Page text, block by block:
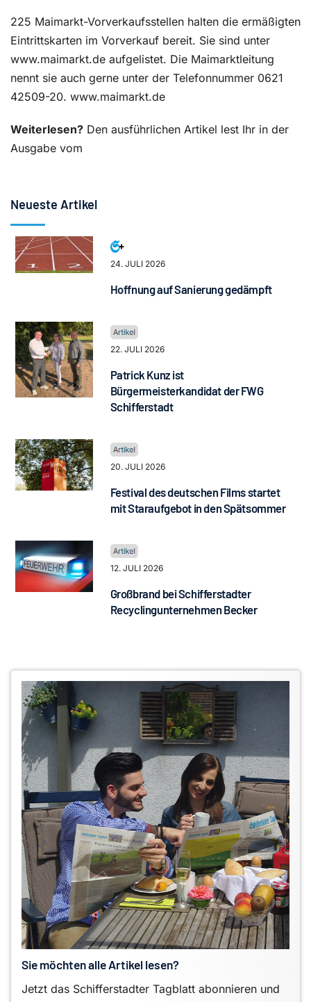
225 Maimarkt-Vorverkaufsstellen halten die ermäßigten
Eintrittskarten im Vorverkauf bereit. Sie sind unter
www.maimarkt.de aufgelistet. Die Maimarktleitung
nennt sie auch gerne unter der Telefonnummer 0621
42509-20. www.maimarkt.de
Weiterlesen? Den ausführlichen Artikel lest Ihr in der
Ausgabe vom
Neueste Artikel
24. JULI 2026
Hoffnung auf Sanierung gedämpft
22. JULI 2026
Patrick Kunz ist
Bürgermeisterkandidat der FWG
Schifferstadt
20. JULI 2026
Festival des deutschen Films startet
mit Staraufgebot in den Spätsommer
12. JULI 2026
Großbrand bei Schifferstadter
Recyclingunternehmen Becker
Sie möchten alle Artikel lesen?
Jetzt das Schifferstadter Tagblatt abonnieren und